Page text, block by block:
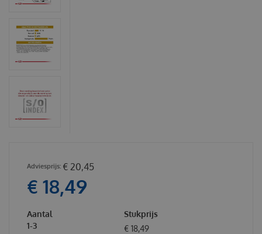
€ 20,45
€ 18,49
Aantal
Stukprijs
1-3
€ 18,49